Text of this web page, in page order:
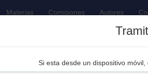
Materias Comisiones Autores
170 Proyectos de
Si esta desde un dispositivo